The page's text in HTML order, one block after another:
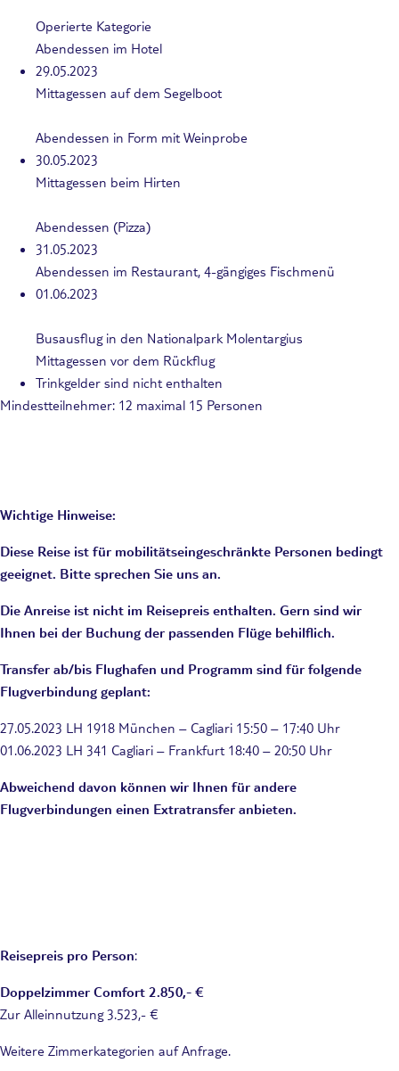
Operierte Kategorie
Abendessen im Hotel
29.05.2023
Mittagessen auf dem Segelboot
Abendessen in Form mit Weinprobe
30.05.2023
Mittagessen beim Hirten
Abendessen (Pizza)
31.05.2023
Abendessen im Restaurant, 4-gängiges Fischmenü
01.06.2023
Busausflug in den Nationalpark Molentargius
Mittagessen vor dem Rückflug
Trinkgelder sind nicht enthalten
Mindestteilnehmer: 12 maximal 15 Personen
Wichtige Hinweise:
Diese Reise ist für mobilitätseingeschränkte Personen bedingt
geeignet. Bitte sprechen Sie uns an.
Die Anreise ist nicht im Reisepreis enthalten. Gern sind wir
Ihnen bei der Buchung der passenden Flüge behilflich.
Transfer ab/bis Flughafen und Programm sind für folgende
Flugverbindung geplant:
27.05.2023 LH 1918 München – Cagliari 15:50 – 17:40 Uhr
01.06.2023 LH 341 Cagliari – Frankfurt 18:40 – 20:50 Uhr
Abweichend davon können wir Ihnen für andere
Flugverbindungen einen Extratransfer anbieten.
Reisepreis pro Person:
Doppelzimmer Comfort 2.850,- €
Zur Alleinnutzung 3.523,- €
Weitere Zimmerkategorien auf Anfrage.